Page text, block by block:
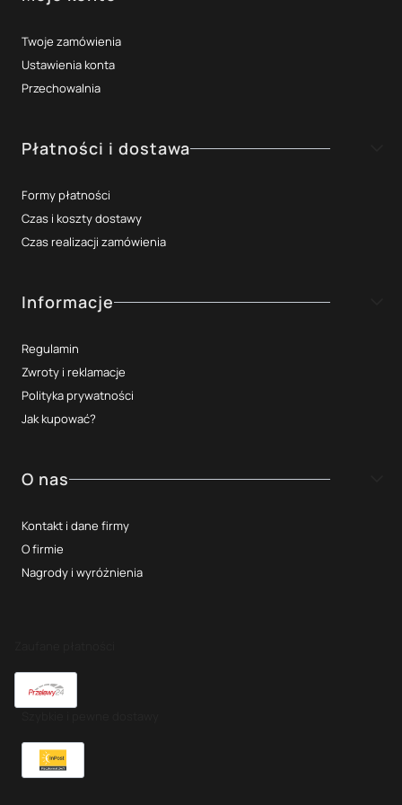
Twoje zamówienia
Ustawienia konta
Przechowalnia
Płatności i dostawa
Formy płatności
Czas i koszty dostawy
Czas realizacji zamówienia
Informacje
Regulamin
Zwroty i reklamacje
Polityka prywatności
Jak kupować?
O nas
Kontakt i dane firmy
O firmie
Nagrody i wyróżnienia